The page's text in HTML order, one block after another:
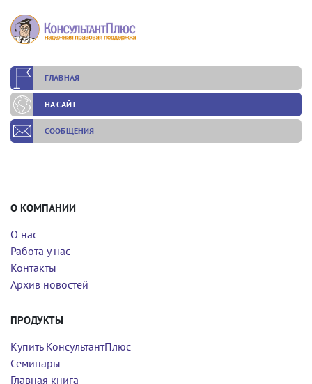
ГЛАВНАЯ
НА САЙТ
СООБЩЕНИЯ
О КОМПАНИИ
О нас
Работа у нас
Контакты
Архив новостей
ПРОДУКТЫ
Купить КонсультантПлюс
Семинары
Главная книга